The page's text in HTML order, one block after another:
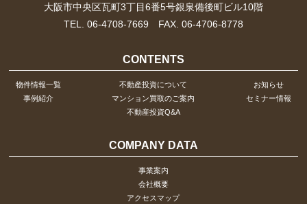
大阪市中央区瓦町3丁目6番5号銀泉備後町ビル10階
TEL. 06-4708-7669 FAX. 06-4706-8778
CONTENTS
物件情報一覧
事例紹介
不動産投資について
マンション買取のご案内
不動産投資Q&A
お知らせ
セミナー情報
COMPANY DATA
事業案内
会社概要
アクセスマップ